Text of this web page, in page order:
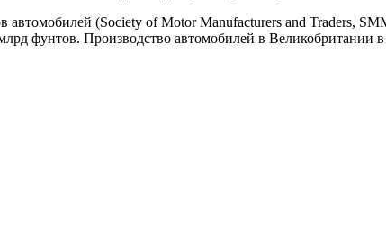
(Society of Motor Manufacturers and Traders,
фунтов. Производство автомобилей в Великобритании